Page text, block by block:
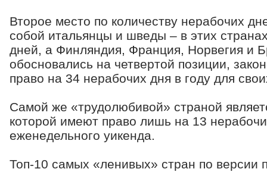
Второе место по количеству нерабочих
собой итальянцы и шведы – в этих
дней, а Финляндия, Франция, Норвегия и
обосновались на четвертой позиции,
право на 34 нерабочих дня в году для
Самой же «трудолюбивой» страной
которой имеют право лишь на 13
еженедельного уикенда.
Топ-10 самых «ленивых» стран по версии